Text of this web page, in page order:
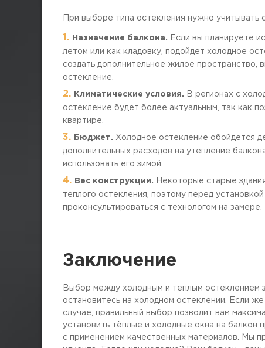
При выборе типа остекления нужно
Назначение балкона. Если вы планируете
летом или как кладовку, подойдет холодное
создать дополнительное жилое пространство,
остекление.
Климатические условия. В регионах с
остекление будет более актуальным, так как
квартире.
Бюджет. Холодное остекление обойдется
дополнительных расходов на утепление
использовать его зимой.
Вес конструкции. Некоторые старые
теплого остекления, поэтому перед
проконсультироваться с технологом на замере.
Заключение
Выбор между холодным и теплым остеклением
остановитесь на холодном остеклении. Если
случае, правильный выбор позволит вам
установить тёплые и холодные окна на
с применением качественных материалов. Мы